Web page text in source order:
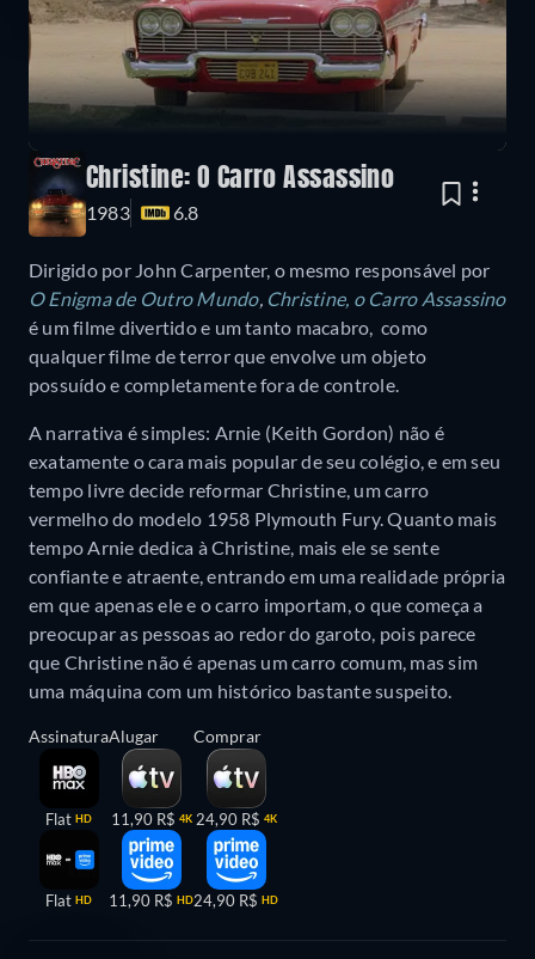
Christine: O Carro Assassino
1983 6.8
Dirigido por John Carpenter, o mesmo responsável por
O Enigma de Outro Mundo, Christine, o Carro Assassino
é um filme divertido e um tanto macabro, como
qualquer filme de terror que envolve um objeto
possuído e completamente fora de controle.
A narrativa é simples: Arnie (Keith Gordon) não é
exatamente o cara mais popular de seu colégio, e em seu
tempo livre decide reformar Christine, um carro
vermelho do modelo 1958 Plymouth Fury. Quanto mais
tempo Arnie dedica à Christine, mais ele se sente
confiante e atraente, entrando em uma realidade própria
em que apenas ele e o carro importam, o que começa a
preocupar as pessoas ao redor do garoto, pois parece
que Christine não é apenas um carro comum, mas sim
uma máquina com um histórico bastante suspeito.
Assinatura
Flat HD
Flat HD
Alugar
11,90 R$ 4K
11,90 R$ HD
Comprar
24,90 R$ 4K
24,90 R$ HD